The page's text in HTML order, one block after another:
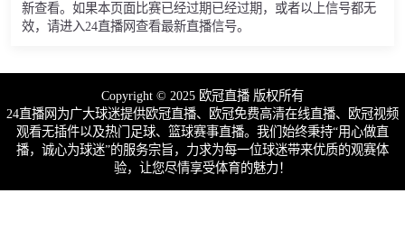
新查看。如果本页面比赛已经过期已经过期，或者以上信号都无
效，请进入24直播网查看最新直播信号。
Copyright © 2025 欧冠直播 版权所有
24直播网为广大球迷提供欧冠直播、欧冠免费高清在线直播、欧冠视频
观看无插件以及热门足球、篮球赛事直播。我们始终秉持“用心做直
播，诚心为球迷”的服务宗旨，力求为每一位球迷带来优质的观赛体
验，让您尽情享受体育的魅力！